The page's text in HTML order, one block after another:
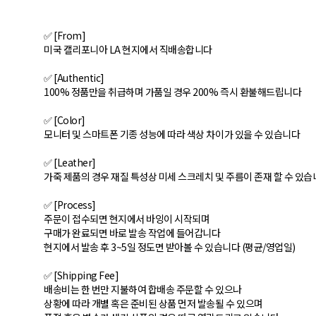
✅ [From]
미국 캘리포니아 LA 현지에서 직배송합니다
✅ [Authentic]
100% 정품만을 취급하며 가품일 경우 200% 즉시 환불해드립니다
✅ [Color]
모니터 및 스마트폰 기종 성능에 따라 색상 차이가 있을 수 있습니다
✅ [Leather]
가죽 제품의 경우 재질 특성상 미세 스크레치 및 주름이 존재 할 수 있습
✅ [Process]
주문이 접수되면 현지에서 바잉이 시작되며
구매가 완료되면 바로 발송 작업에 들어갑니다
현지에서 발송 후 3~5일 정도면 받아볼 수 있습니다 (평균/영업일)
✅ [Shipping Fee]
배송비는 한 번만 지불하여 합배송 주문할 수 있으나
상황에 따라 개별 혹은 준비된 상품 먼저 발송될 수 있으며